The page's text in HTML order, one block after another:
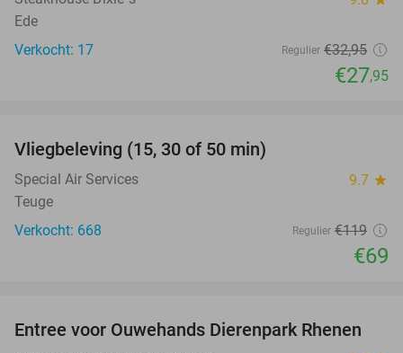
Ede
Verkocht: 17
Regulier €32,95
€27,95
NEW
TODAY
Vliegbeleving (15, 30 of 50 min)
Special Air Services 9.7 star
Teuge
Verkocht: 668
Regulier €119
€69
19%
Entree voor Ouwehands Dierenpark Rhenen